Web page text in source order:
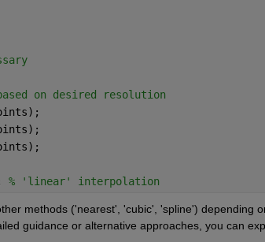
on desired resolution
% 'linear' interpolation
methods ('nearest', 'cubic', 'spline') depending
guidance or alternative approaches, you can